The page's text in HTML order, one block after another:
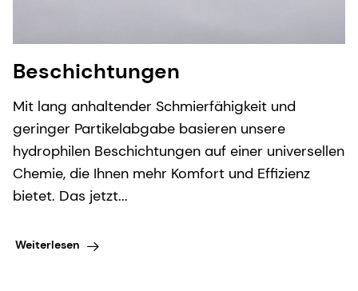
Beschichtungen
Mit lang anhaltender Schmierfähigkeit und
geringer Partikelabgabe basieren unsere
hydrophilen Beschichtungen auf einer universellen
Chemie, die Ihnen mehr Komfort und Effizienz
bietet. Das jetzt...
Weiterlesen